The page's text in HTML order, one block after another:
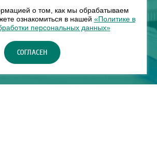
Нагорный б-р, д. 19, кор. 1
о том, как мы обрабатываем
ознакомиться в нашей «Политике в
персональных данных»
СОГЛАСЕН